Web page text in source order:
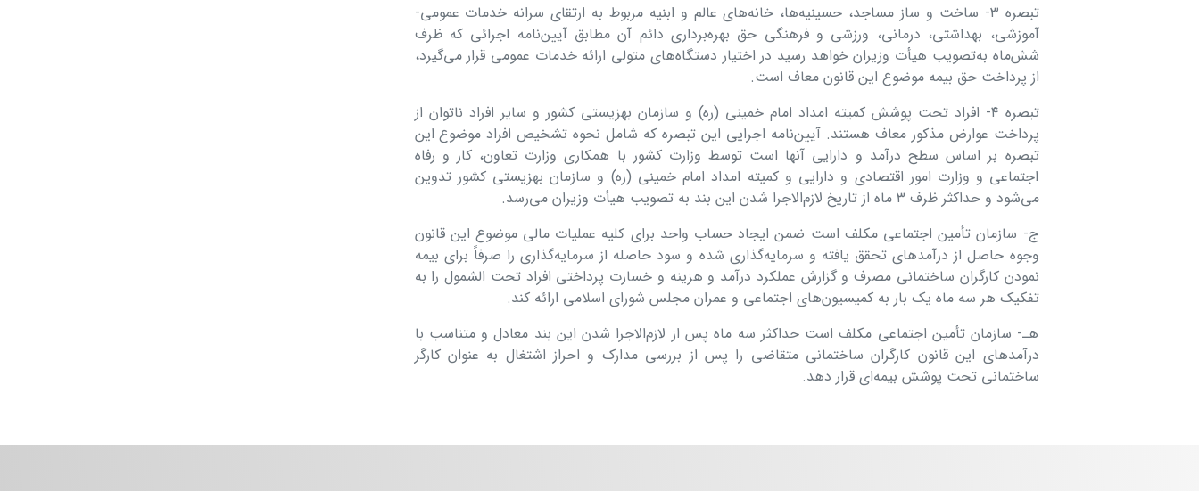
تبصره ۳- ساخت ‌و ‌ساز مساجد، حسینیه‌ها، خانه‌های عالم و ابنیه مربوط به ارتقای سرانه‌ خدمات عمومی-
آموزشی، بهداشتی، درمانی، ورزشی و فرهنگی حق بهره‌برداری دائم آن مطابق آیین‌نامه ‌اجرائی که ظرف
شش‌ماه ‌به‌تصویب هیأت وزیران خواهد رسید در اختیار ‌دستگاه‌های متولی ارائه خدمات عمومی قرار می‌گیرد،
از پرداخت حق بیمه موضوع این قانون معاف است.
تبصره ۴- افراد تحت پوشش کمیته امداد امام خمینی (ره) و سازمان بهزیستی کشور و سایر افراد ناتوان از
پرداخت عوارض مذکور معاف هستند. آیین‌نامه اجرایی این تبصره که شامل نحوه تشخیص افراد موضوع این
تبصره بر اساس سطح درآمد و دارایی آنها است توسط وزارت کشور با همکاری وزارت تعاون، کار و رفاه
اجتماعی و وزارت امور اقتصادی و دارایی و کمیته امداد امام خمینی (ره) و سازمان بهزیستی کشور تدوین
می‌شود و حداکثر ظرف ۳ ماه از تاریخ لازم‌الاجرا شدن این بند به تصویب هیأت وزیران می‌رسد.
ج- سازمان تأمین اجتماعی مکلف است ضمن ایجاد حساب واحد برای کلیه عملیات مالی موضوع این قانون
وجوه حاصل از درآمدهای تحقق یافته و سرمایه‌گذاری شده و سود حاصله از سرمایه‌گذاری را صرفاً برای بیمه
نمودن کارگران ساختمانی مصرف و گزارش عملکرد درآمد و هزینه و خسارت پرداختی افراد تحت الشمول را به
تفکیک هر سه ماه یک بار به کمیسیون‌های اجتماعی و عمران مجلس شورای اسلامی ارائه کند.
هـ- سازمان تأمین اجتماعی مکلف است حداکثر سه ماه پس از لازم‌الاجرا شدن این بند معادل و متناسب با
درآمدهای این قانون کارگران ساختمانی متقاضی را پس از بررسی مدارک و احراز اشتغال به عنوان کارگر
ساختمانی تحت پوشش بیمه‌ای قرار دهد.